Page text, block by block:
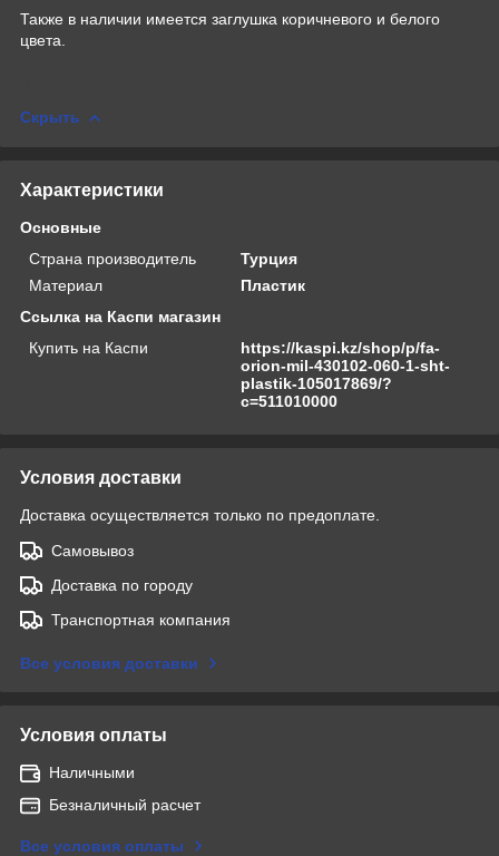
Также в наличии имеется заглушка коричневого и белого
цвета.
Скрыть
Характеристики
Основные
Страна производитель
Турция
Материал
Пластик
Ссылка на Каспи магазин
Купить на Каспи
https://kaspi.kz/shop/p/fa-
orion-mil-430102-060-1-sht-
plastik-105017869/?
c=511010000
Условия доставки
Доставка осуществляется только по предоплате.
Самовывоз
Доставка по городу
Транспортная компания
Все условия доставки
Условия оплаты
Наличными
Безналичный расчет
Все условия оплаты